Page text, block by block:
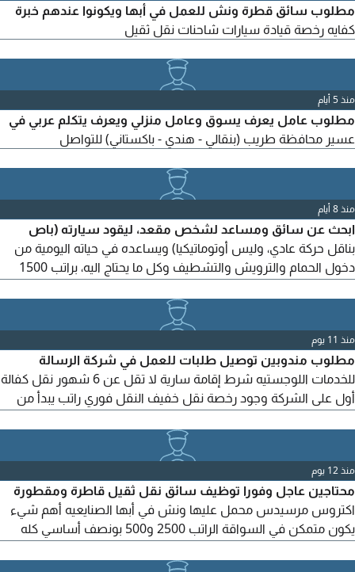
مطلوب سائق قطرة ونش للعمل في أبها ويكونوا عندهم خبرة
كفايه رخصة قيادة سيارات شاحنات نقل ثقيل
منذ 5 أيام
مطلوب عامل يعرف يسوق وعامل منزلي ويعرف يتكلم عربي في
عسير محافظة طريب (بنقالي - هندي - باكستاني) للتواصل
منذ 8 أيام
ابحث عن سائق ومساعد لشخص مقعد، ليقود سيارته (باص
بناقل حركة عادي، وليس أوتوماتيكيا) ويساعده في حياته اليومية من
دخول الحمام والترويش والتشطيف وكل ما يحتاج اليه، براتب 1500
منذ 11 يوم
مطلوب مندوبين توصيل طلبات للعمل في شركة الرسالة
للخدمات اللوجستيه شرط إقامة سارية لا تقل عن 6 شهور نقل كفالة
أول على الشركة وجود رخصة نقل خفيف النقل فوري راتب يبدأ من
الشركة شريحة نت وبنزين على الشركة التواصل للجادين فقط
منذ 12 يوم
محتاجين عاجل وفورا توظيف سائق نقل ثقيل قاطرة ومقطورة
اكتروس مرسيدس محمل عليها ونش في أبها الصنايعيه أهم شيء
يكون متمكن في السواقة الراتب 2500 و500 بونصف أساسي كله
ويكون من سكان الجنوب فقط أبها وخميس مشيط الجنوب كله